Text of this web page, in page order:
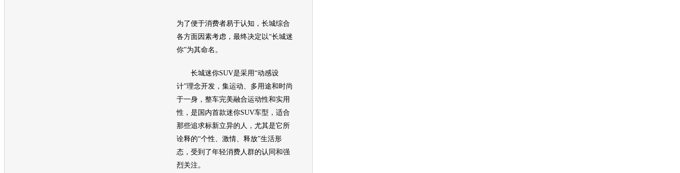
为了便于消费者易于认知，长城综合
各方面因素考虑，最终决定以“长城迷
你”为其命名。
长城迷你SUV是采用“动感设
计”理念开发，集运动、多用途和时尚
于一身，整车完美融合运动性和实用
性，是国内首款迷你SUV车型，适合
那些追求标新立异的人，尤其是它所
诠释的“个性、激情、释放”生活形
态，受到了年轻消费人群的认同和强
烈关注。